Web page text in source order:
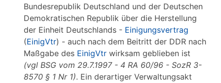
Bundesrepublik Deutschland und der Deutschen
Demokratischen Republik über die Herstellung
der Einheit Deutschlands - Einigungsvertrag
(EinigVtr) - auch nach dem Beitritt der DDR nach
Maßgabe des EinigVtr wirksam geblieben ist
(vgl BSG vom 29.7.1997 - 4 RA 60/96 - SozR 3-
8570 § 1 Nr 1). Ein derartiger Verwaltungsakt